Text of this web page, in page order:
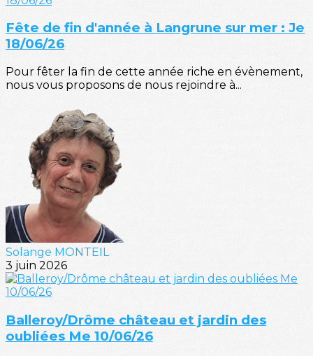
Fête de fin d'année à Langrune sur mer : Je
18/06/26
Pour fêter la fin de cette année riche en évènement,
nous vous proposons de nous rejoindre à...
Solange MONTEIL
3 juin 2026
Balleroy/Drôme château et jardin des
oubliées Me 10/06/26